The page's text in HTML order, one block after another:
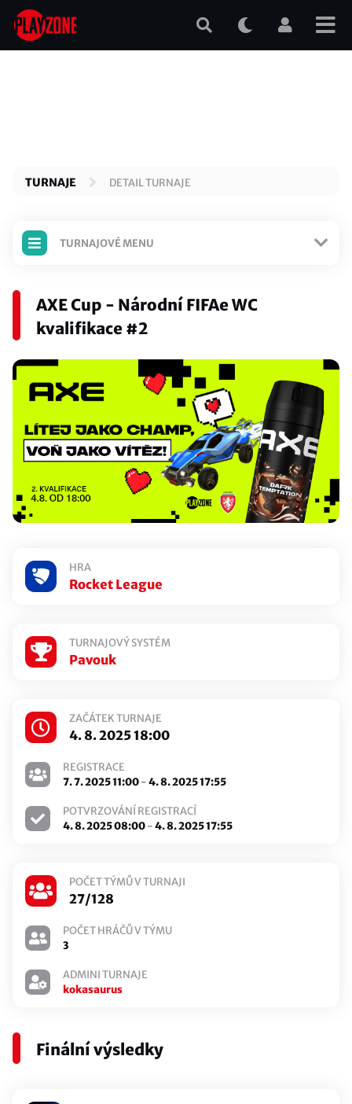
Přejít
hlavnímu
TURNAJE DETAIL TURNAJE
TURNAJOVÉ MENU
Detail turnaje
Pravidla Rocket League
Doplňující FIFAe pravidla
Účastníci
Pavouk
NEVYTVOŘENÁ
Registrovat se do turnaje
AXE Cup - Národní FIFAe WC
kvalifikace #2
HRA
Rocket League
TURNAJOVÝ SYSTÉM
Pavouk
ZAČÁTEK TURNAJE
4. 8. 2025 18:00
REGISTRACE
7. 7. 2025 11:00-4. 8. 2025 17:55
POTVRZOVÁNÍ REGISTRACÍ
4. 8. 2025 08:00-4. 8. 2025 17:55
POČET TÝMŮ V TURNAJI
27/128
POČET HRÁČŮ V TÝMU
3
ADMINI TURNAJE
kokasaurus
Finální výsledky